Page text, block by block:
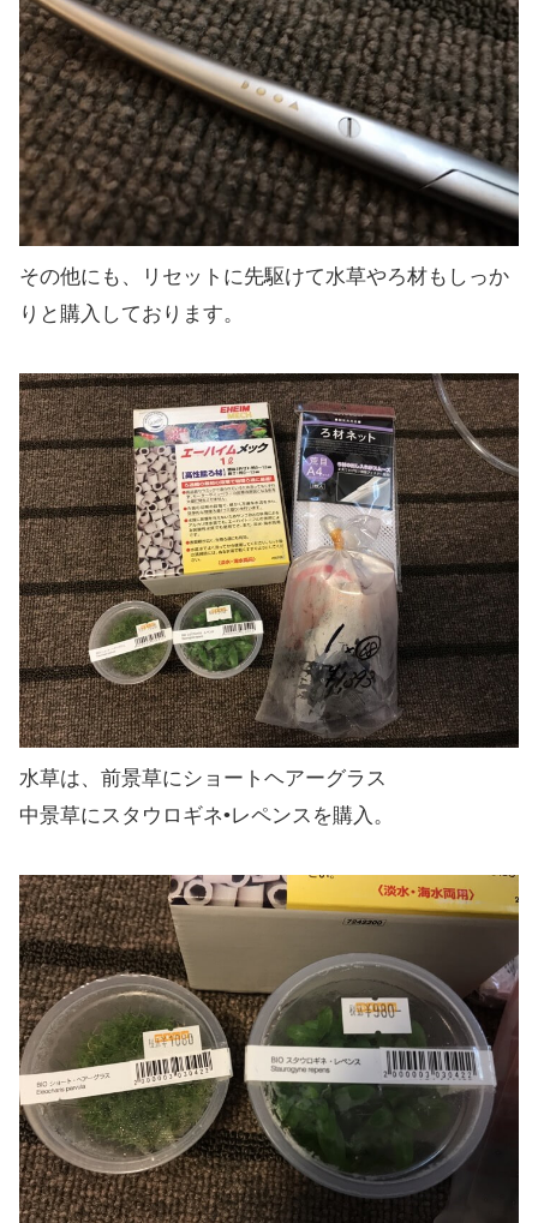
その他にも、リセットに先駆けて水草やろ材もしっか
りと購入しております。
水草は、前景草にショートヘアーグラス
中景草にスタウロギネ•レペンスを購入。